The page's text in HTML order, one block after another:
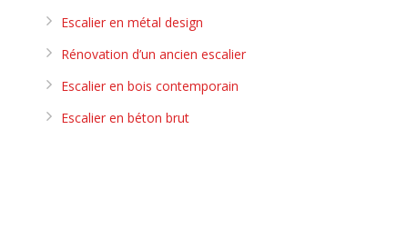
Escalier en métal design
Rénovation d’un ancien escalier
Escalier en bois contemporain
Escalier en béton brut